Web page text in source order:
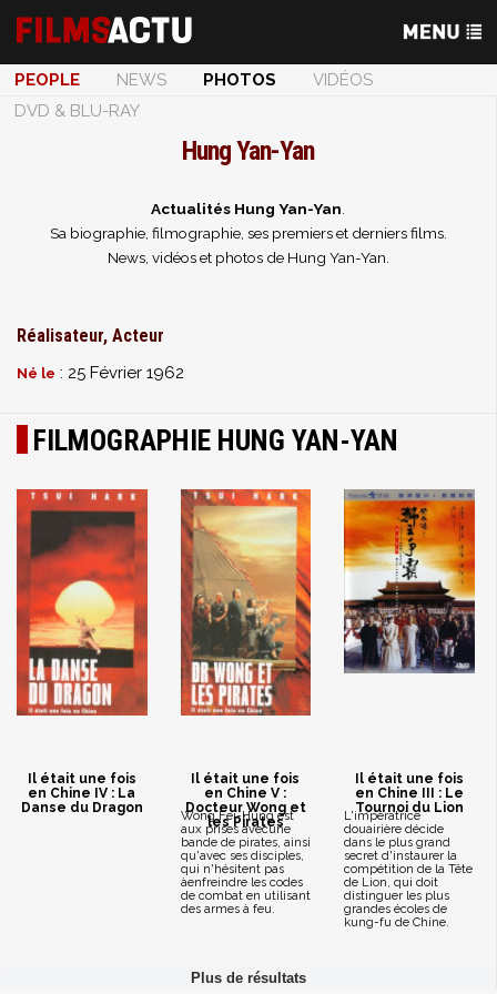
PEOPLE NEWS PHOTOS
VIDÉOS
DVD & BLU-RAY
Hung Yan-Yan
Actualités Hung Yan-Yan
Sa biographie, filmographie, ses premiers et derniers films.
News, vidéos et photos de Hung Yan-Yan.
Réalisateur, Acteur
Né le : 25 Février 1962
FILMOGRAPHIE HUNG YAN-YAN
Il était une fois
en Chine IV : La
Danse du Dragon
Il était une fois
en Chine V :
Docteur Wong et
les Pirates
Wong Fei-Hung est
aux prises avecune
bande de pirates, ainsi
qu'avec ses disciples,
qui n'hésitent pas
àenfreindre les codes
de combat en utilisant
des armes à feu.
Il était une fois
en Chine III : Le
Tournoi du Lion
L'impératrice
douairière décide
dans le plus grand
secret d'instaurer la
compétition de la Tête
de Lion, qui doit
distinguer les plus
grandes écoles de
kung-fu de Chine.